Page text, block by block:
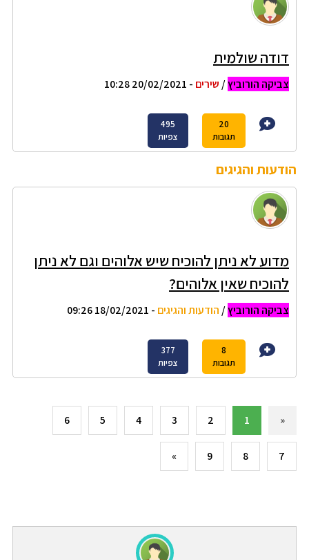
דודה שולמית
צביקה הורוביץ/ שירים - 20/02/2021 10:28
20
תגובות
495
צפיות
הודעות והגיגים
מדוע לא ניתן להוכיח שיש אלוהים וגם לא ניתן
להוכיח שאין אלוהים?
צביקה הורוביץ/ הודעות והגיגים - 18/02/2021 09:26
8
תגובות
377
צפיות
«
1
2
3
4
5
6
7
8
9
»